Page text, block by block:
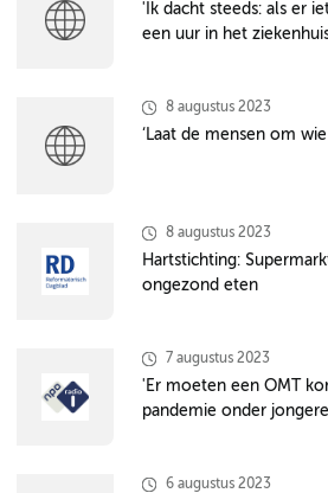
'Ik dacht steeds: als er
een uur in het
8 augustus 2023
‘Laat de mensen om
8 augustus 2023
Hartstichting:
ongezond eten
7 augustus 2023
'Er moeten een OMT
pandemie onder
6 augustus 2023